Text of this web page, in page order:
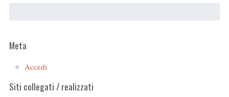
Meta
Accedi
Siti collegati / realizzati